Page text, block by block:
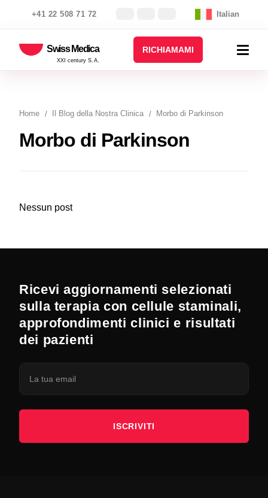
+41 22 508 71 72 Italian
Swiss Medica
XXI century S.A.
RICHIAMAMI
Home Il Blog della Nostra Clinica Morbo di Parkinson
Morbo di Parkinson
Nessun post
Ricevi aggiornamenti selezionati
sulla terapia con cellule staminali,
approfondimenti clinici e risultati
dei pazienti
ISCRIVITI